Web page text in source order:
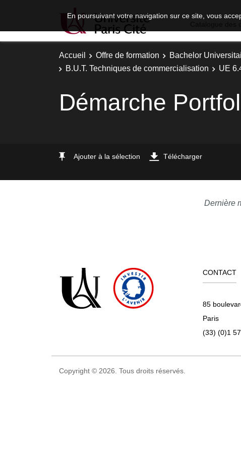
En poursuivant votre navigation sur ce site, vous
Accueil Offre de formation Bachelor
B.U.T. Techniques de commercialisation
UE
Démarche
Ajouter à la sélection Télécharger
Dernière
CONTACT
85
Paris
(33) (0)1
Copyright © 2026. Tous droits réservés.